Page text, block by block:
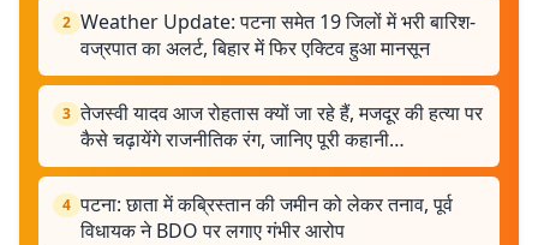
2 Weather Update: पटना समेत 19 जिलों में भरी बारिश-
वज्रपात का अलर्ट, बिहार में फिर एक्टिव हुआ मानसून
3 तेजस्वी यादव आज रोहतास क्यों जा रहे हैं, मजदूर की हत्या पर
कैसे चढ़ायेंगे राजनीतिक रंग, जानिए पूरी कहानी…
4 पटना: छाता में कब्रिस्तान की जमीन को लेकर तनाव, पूर्व
विधायक ने BDO पर लगाए गंभीर आरोप